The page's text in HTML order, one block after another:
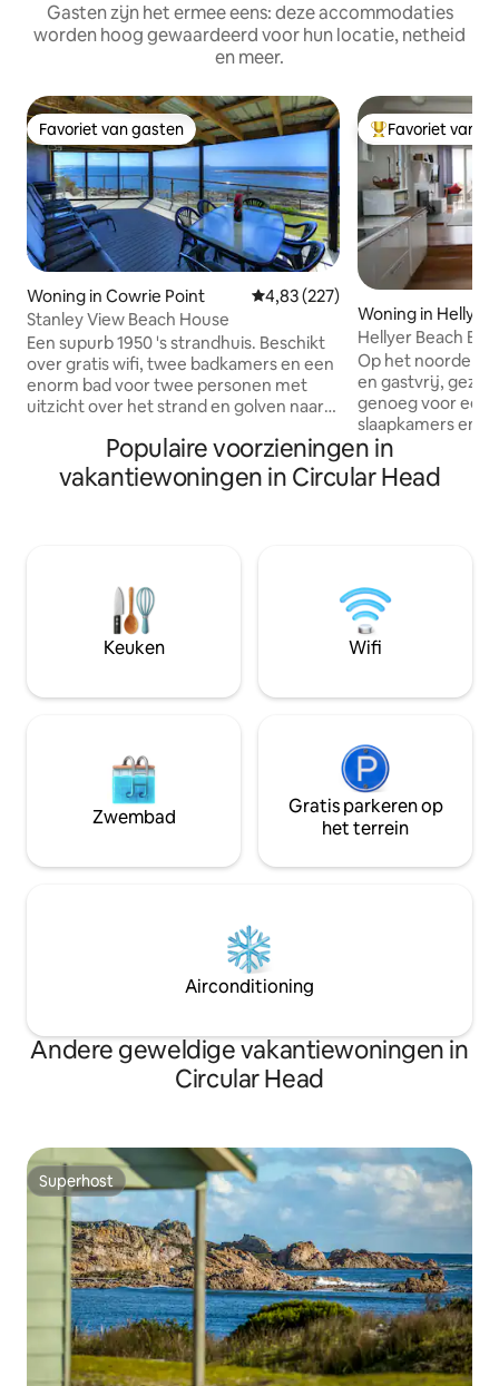
Gasten zijn het ermee eens: deze accommodaties
worden hoog gewaardeerd voor hun locatie, netheid
en meer.
Favoriet van gasten
Favoriet van gasten
Woning in Cowrie Point Gemiddelde beoordeling van
4,83 (227)
Stanley View Beach House
Een supurb 1950 's strandhuis. Beschikt
over gratis wifi, twee badkamers en een
enorm bad voor twee personen met
uitzicht over het strand en golven naar
door het zachte kabbelen van de golven
op je strand op slechts 10 meter van het
slaapkamerraam. Dit geweldige huisje
noordwesten en de moderne haven van
Port Latta, waar enorme schepen op
slechts 3 km naar het noordoosten
verbonden zijn.
Topfavoriet van
Favoriet van
Woning in Hellyer
Hellyer Beach
Beachfront
Op het noorden
en gastvrij,
genoeg voor een
slaapkamers en 1
self-catering of
tot de lokale
maaltijden. Er is
zwemmen.
dit unieke deel
geweldige uitvalsbasis
verkennen.
Populaire voorzieningen in
vakantiewoningen in Circular Head
Keuken Wifi
Zwembad
Gratis parkeren op
het terrein
Airconditioning
Andere geweldige vakantiewoningen in
Circular Head
Superhost
Superhost